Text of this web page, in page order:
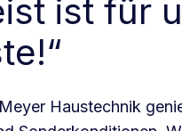
ist für
Haustechnik